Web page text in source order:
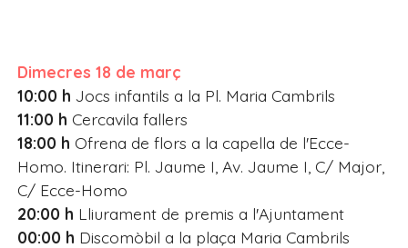
Dimecres 18 de març
10:00 h Jocs infantils a la Pl. Maria Cambrils
11:00 h Cercavila fallers
18:00 h Ofrena de flors a la capella de l'Ecce-
Homo. Itinerari: Pl. Jaume I, Av. Jaume I, C/ Major,
C/ Ecce-Homo
20:00 h Lliurament de premis a l'Ajuntament
00:00 h Discomòbil a la plaça Maria Cambrils